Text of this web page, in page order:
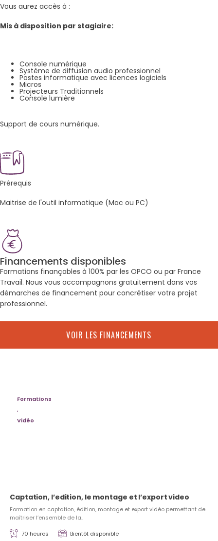
Vous aurez accès à :
Mis à disposition par stagiaire:
Console numérique
Système de diffusion audio professionnel
Postes informatique avec licences logiciels
Micros
Projecteurs Traditionnels
Console lumière
Support de cours numérique.
Prérequis
Maitrise de l'outil informatique (Mac ou PC)
Financements disponibles
Formations finançables à 100% par les OPCO ou par France
Travail. Nous vous accompagnons gratuitement dans vos
démarches de financement pour concrétiser votre projet
professionnel.
VOIR LES FINANCEMENTS
Captation, l’edition, le montage et l’export video
Formation en captation, édition, montage et export vidéo permettant de
maîtriser l’ensemble de la..
Formations
,
Vidéo
70 heures Bientôt disponible